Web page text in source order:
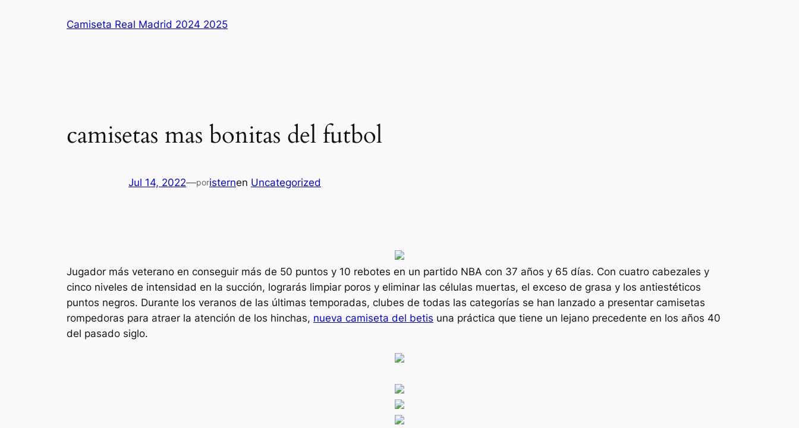
Camiseta Real Madrid 2024 2025
camisetas mas bonitas del futbol
Jul 14, 2022—poristernen Uncategorized
Jugador más veterano en conseguir más de 50 puntos y 10 rebotes en un partido NBA con 37 años y 65 días. Con cuatro cabezales y
cinco niveles de intensidad en la succión, lograrás limpiar poros y eliminar las células muertas, el exceso de grasa y los antiestéticos
puntos negros. Durante los veranos de las últimas temporadas, clubes de todas las categorías se han lanzado a presentar camisetas
rompedoras para atraer la atención de los hinchas, nueva camiseta del betis una práctica que tiene un lejano precedente en los años 40
del pasado siglo.